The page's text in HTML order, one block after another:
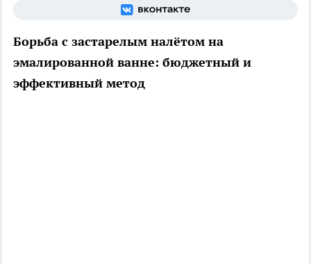
Борьба с застарелым налётом на
эмалированной ванне: бюджетный и
эффективный метод